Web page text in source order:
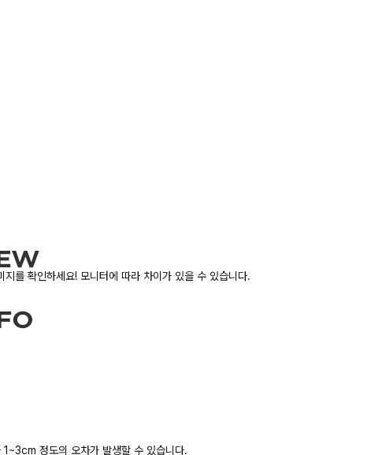
를 확인하세요! 모니터에 따라 차이가 있을 수 있습니다.
정도의 오차가 발생할 수 있습니다.